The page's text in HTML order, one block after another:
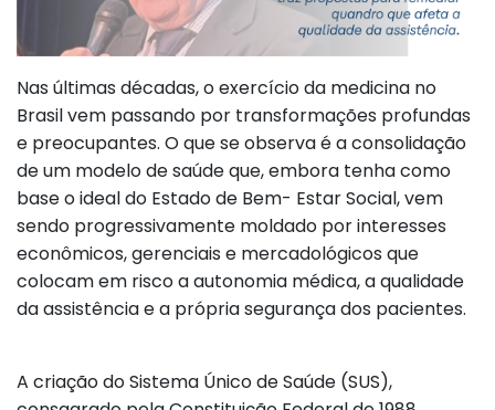
Nas últimas décadas, o exercício da medicina no
Brasil vem passando por transformações profundas
e preocupantes. O que se observa é a consolidação
de um modelo de saúde que, embora tenha como
base o ideal do Estado de Bem- Estar Social, vem
sendo progressivamente moldado por interesses
econômicos, gerenciais e mercadológicos que
colocam em risco a autonomia médica, a qualidade
da assistência e a própria segurança dos pacientes.
A criação do Sistema Único de Saúde (SUS),